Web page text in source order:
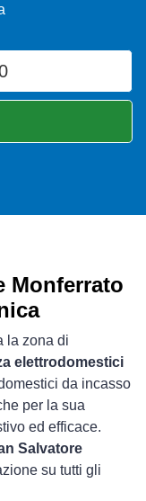
Monferrato
la zona di
elettrodomestici
da incasso
per la sua
ed efficace.
Salvatore
su tutti gli